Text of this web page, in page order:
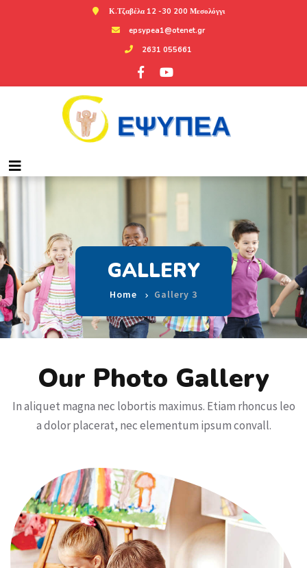
Κ.Τζαβέλα 12 -30 200 Μεσολόγγι
epsypea1@otenet.gr
2631 055661
GALLERY
Home Gallery 3
Our Photo Gallery
In aliquet magna nec lobortis maximus. Etiam rhoncus leo
a dolor placerat, nec elementum ipsum convall.